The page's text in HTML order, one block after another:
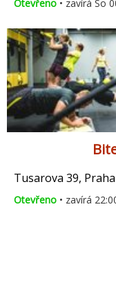
Otevřeno • zavírá So
Tusarova 39,
Otevřeno • zavírá